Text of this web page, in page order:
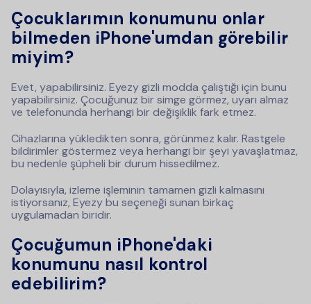
Çocuklarımın konumunu onlar
bilmeden iPhone'umdan görebilir
miyim?
Evet, yapabilirsiniz. Eyezy gizli modda çalıştığı için bunu
yapabilirsiniz. Çocuğunuz bir simge görmez, uyarı almaz
ve telefonunda herhangi bir değişiklik fark etmez.
Cihazlarına yükledikten sonra, görünmez kalır. Rastgele
bildirimler göstermez veya herhangi bir şeyi yavaşlatmaz,
bu nedenle şüpheli bir durum hissedilmez.
Dolayısıyla, izleme işleminin tamamen gizli kalmasını
istiyorsanız, Eyezy bu seçeneği sunan birkaç
uygulamadan biridir.
Çocuğumun iPhone'daki
konumunu nasıl kontrol
edebilirim?